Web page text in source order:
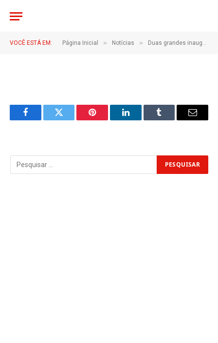
VOCÊ ESTÁ EM: Página Inicial » Notícias » Duas grandes inaugurações e importantes anúncios de novos investimentos para Irituia marcam a visita da governadora Hana Ghassan ao município
IMG_1314
FacebookTwitter Pinterest LinkedInTumblr Email